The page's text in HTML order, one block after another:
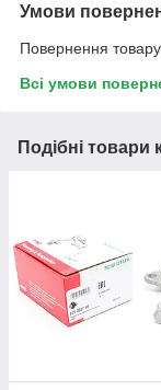
Умови
Повернення
Всі умови
Подібні товари